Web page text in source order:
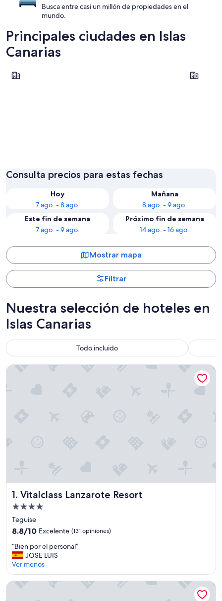
Busca entre casi un millón de propiedades en el
mundo.
Principales ciudades en Islas
Canarias
Las Palmas de Gran Canaria
Las Palmas de Gran Canaria Guía de
Consulta precios para estas fechas
Hoy
7 ago. - 8 ago.
Mañana
8 ago. - 9 ago.
Este fin de semana
7 ago. - 9 ago.
Próximo fin de semana
14 ago. - 16 ago.
Mostrar mapa
Filtrar
Nuestra selección de hoteles en
Islas Canarias
Todo incluido
1. Vitalclass Lanzarote Resort
Vitalclass Lanzarote Resort
Propiedad
de
4.0
Teguise
8.8
10,
Excelente,
(131
opiniones)
8.8/10 Excelente (131 opiniones)
“
B
i
e
n
“Bien por el personal”
JOSE LUIS
Ver menos
Vitalclass Lanzarote Resort
Hotel Mirador Papagayo by LIVVO